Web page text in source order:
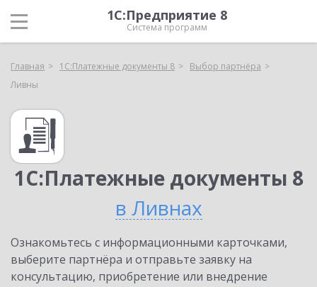
1С:Предприятие 8
Система программ
Главная 1С:Платежные документы 8
Выбор партнёра
Ливны
1С:Платежные документы 8
в Ливнах
Ознакомьтесь с информационными карточками,
выберите партнёра и отправьте заявку на
консультацию, приобретение или внедрение